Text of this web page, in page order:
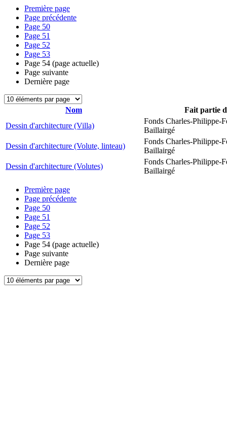
Première page
Page précédente
Page 50
Page 51
Page 52
Page 53
Page 54 (page actuelle)
Page suivante
Dernière page
Nom
Fait partie
Dessin d'architecture (Villa)
Fonds Charles-Philippe-
Baillairgé
Dessin d'architecture (Volute, linteau)
Fonds Charles-Philippe-
Baillairgé
Dessin d'architecture (Volutes)
Fonds Charles-Philippe-
Baillairgé
Première page
Page précédente
Page 50
Page 51
Page 52
Page 53
Page 54 (page actuelle)
Page suivante
Dernière page